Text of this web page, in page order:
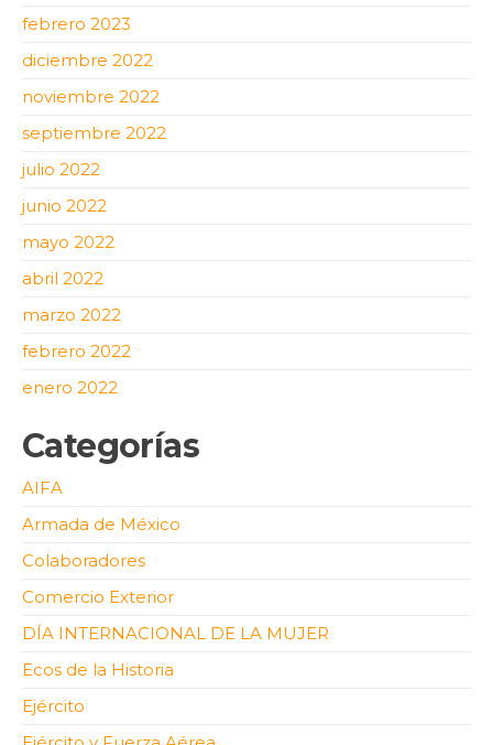
febrero 2023
diciembre 2022
noviembre 2022
septiembre 2022
julio 2022
junio 2022
mayo 2022
abril 2022
marzo 2022
febrero 2022
enero 2022
Categorías
AIFA
Armada de México
Colaboradores
Comercio Exterior
DÍA INTERNACIONAL DE LA MUJER
Ecos de la Historia
Ejército